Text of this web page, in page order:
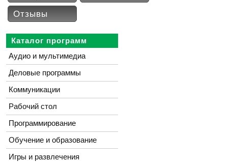
Отзывы
Каталог программ
Аудио и мультимедиа
Деловые программы
Коммуникации
Рабочий стол
Программирование
Обучение и образование
Игры и развлечения